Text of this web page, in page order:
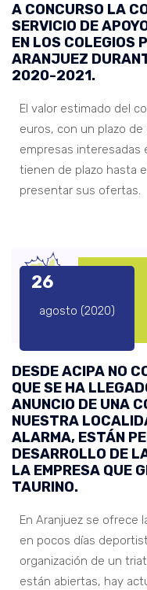
A CONCURSO LA
SERVICIO DE
EN LOS COLEGIOS
ARANJUEZ
2020-2021.
El valor estimado del
euros, con un plazo de
empresas interesadas
tienen de plazo hasta
presentar sus ofertas.
26
agosto (2020)
DESDE ACIPA NO
QUE SE HA
ANUNCIO DE UNA
NUESTRA
ALARMA, ESTÁN
DESARROLLO DE
LA EMPRESA QUE
TAURINO.
En Aranjuez se ofrece
en pocos días
organización de un
están abiertas, hay